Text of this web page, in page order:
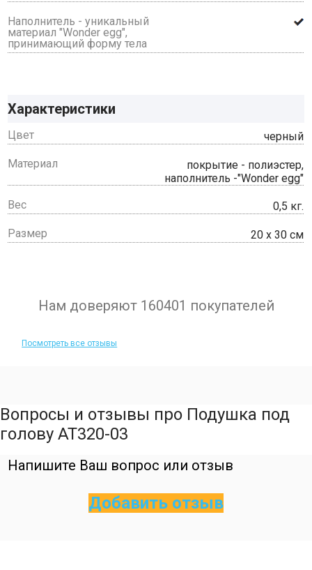
Наполнитель - уникальный
материал "Wonder egg",
принимающий форму тела
Характеристики
Цвет черный
Материал
покрытие - полиэстер,
наполнитель -"Wonder egg"
Вес
0,5 кг.
Размер 20 х 30 см
Нам доверяют 160401 покупателей
Посмотреть все отзывы
Вопросы и отзывы про Подушка под
голову AT320-03
Напишите Ваш вопрос или отзыв
Добавить отзыв